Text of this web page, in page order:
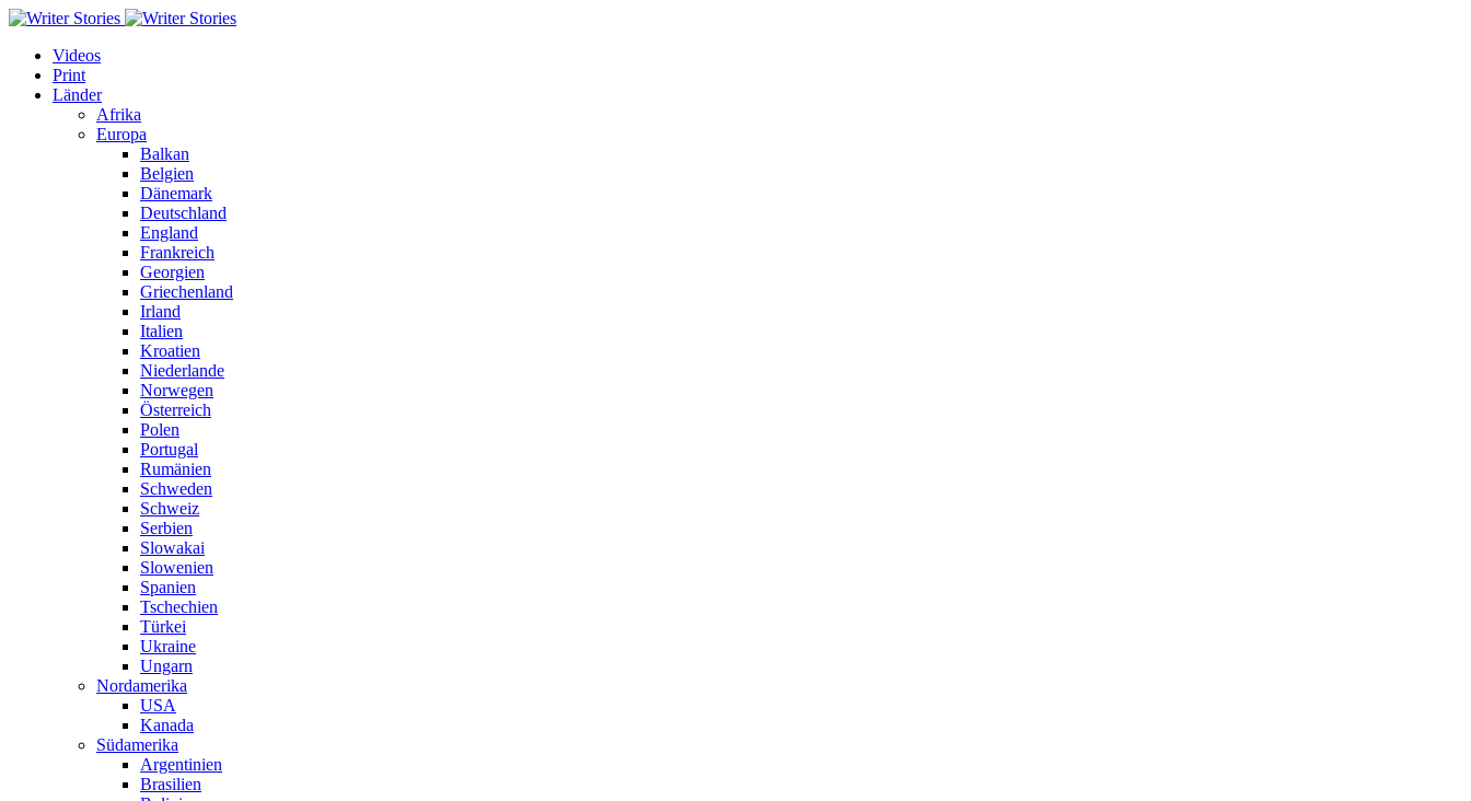
Videos
Print
Länder
Afrika
Europa
Balkan
Belgien
Dänemark
Deutschland
England
Frankreich
Georgien
Griechenland
Irland
Italien
Kroatien
Niederlande
Norwegen
Österreich
Polen
Portugal
Rumänien
Schweden
Schweiz
Serbien
Slowakai
Slowenien
Spanien
Tschechien
Türkei
Ukraine
Ungarn
Nordamerika
USA
Kanada
Südamerika
Argentinien
Brasilien